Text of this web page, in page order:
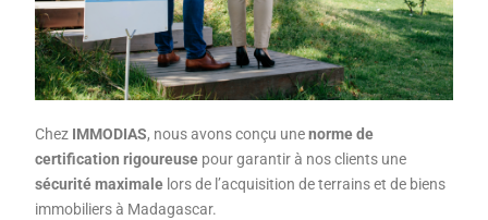
Chez IMMODIAS, nous avons conçu unenorme de
certification rigoureuse pour garantir à nos clients une
sécurité maximale lors de l’acquisition de terrains et de biens
immobiliers à Madagascar.